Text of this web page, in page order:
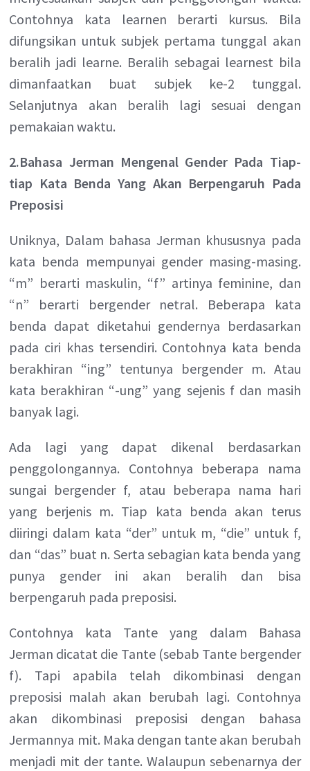
Contohnya kata learnen berarti kursus. Bila
difungsikan untuk subjek pertama tunggal akan
beralih jadi learne. Beralih sebagai learnest bila
dimanfaatkan buat subjek ke-2 tunggal.
Selanjutnya akan beralih lagi sesuai dengan
pemakaian waktu.
2.Bahasa Jerman Mengenal Gender Pada Tiap-
tiap Kata Benda Yang Akan Berpengaruh Pada
Preposisi
Uniknya, Dalam bahasa Jerman khususnya pada
kata benda mempunyai gender masing-masing.
“m” berarti maskulin, “f” artinya feminine, dan
“n” berarti bergender netral. Beberapa kata
benda dapat diketahui gendernya berdasarkan
pada ciri khas tersendiri. Contohnya kata benda
berakhiran “ing” tentunya bergender m. Atau
kata berakhiran “-ung” yang sejenis f dan masih
banyak lagi.
Ada lagi yang dapat dikenal berdasarkan
penggolongannya. Contohnya beberapa nama
sungai bergender f, atau beberapa nama hari
yang berjenis m. Tiap kata benda akan terus
diiringi dalam kata “der” untuk m, “die” untuk f,
dan “das” buat n. Serta sebagian kata benda yang
punya gender ini akan beralih dan bisa
berpengaruh pada preposisi.
Contohnya kata Tante yang dalam Bahasa
Jerman dicatat die Tante (sebab Tante bergender
f). Tapi apabila telah dikombinasi dengan
preposisi malah akan berubah lagi. Contohnya
akan dikombinasi preposisi dengan bahasa
Jermannya mit. Maka dengan tante akan berubah
menjadi mit der tante. Walaupun sebenarnya der